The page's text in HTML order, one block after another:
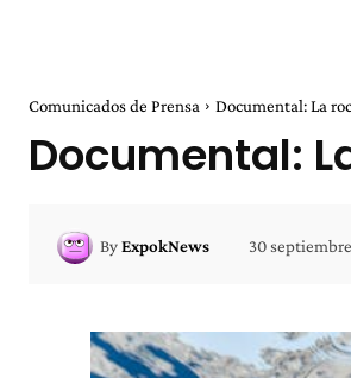
Comunicados de Prensa Documental: La
Documental:
ByExpokNews 30